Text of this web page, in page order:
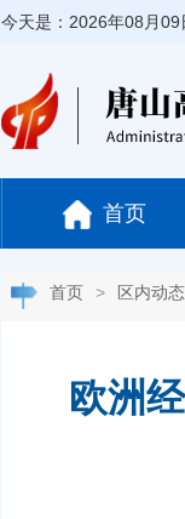
今天是：2026年08月09
首页
首页 > 区内动态
欧洲